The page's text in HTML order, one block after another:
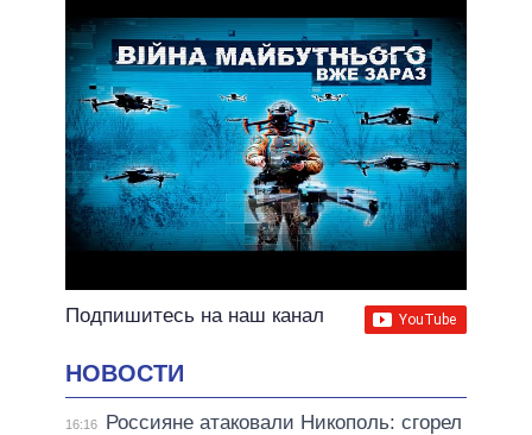
Подпишитесь на наш канал
НОВОСТИ
16:16
Россияне атаковали Никополь: сгорел